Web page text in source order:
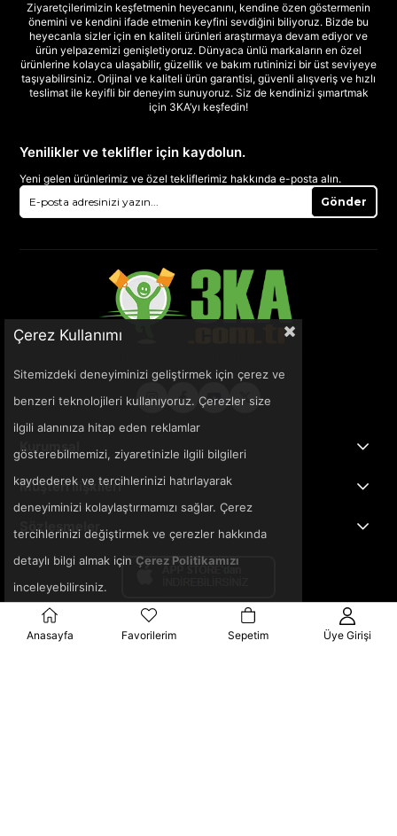
Ziyaretçilerimizin keşfetmenin heyecanını, kendine özen göstermenin
önemini ve kendini ifade etmenin keyfini sevdiğini biliyoruz. Bizde bu
heyecanla sizler için en kaliteli ürünleri araştırmaya devam ediyor ve
ürün yelpazemizi genişletiyoruz. Dünyaca ünlü markaların en özel
ürünlerine kolayca ulaşabilir, güzellik ve bakım rutininizi bir üst seviyeye
taşıyabilirsiniz. Orijinal ve kaliteli ürün garantisi, güvenli alışveriş ve hızlı
teslimat ile keyifli bir deneyim sunuyoruz. Siz de kendinizi şımartmak
için 3KA’yı keşfedin!
Yenilikler ve teklifler için kaydolun.
Yeni gelen ürünlerimiz ve özel tekliflerimiz hakkında e-posta alın.
Gönder
Kurumsal
Müşteri İlişkileri
Sözleşmeler
Çerez Kullanımı
Sitemizdeki deneyiminizi geliştirmek için çerez ve
benzeri teknolojileri kullanıyoruz. Çerezler size
ilgili alanınıza hitap eden reklamlar
gösterebilmemizi, ziyaretinizle ilgili bilgileri
kaydederek ve tercihlerinizi hatırlayarak
deneyiminizi kolaylaştırmamızı sağlar. Çerez
tercihlerinizi değiştirmek ve çerezler hakkında
detaylı bilgi almak için Çerez Politikamızı
inceleyebilirsiniz.
Anasayfa Favorilerim Sepetim Üye Girişi